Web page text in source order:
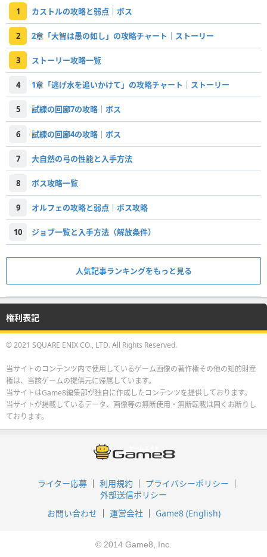
1 カストルの攻略と弱点｜ボス
2 2章「大智は愚の如し」の攻略チャート｜ストーリー
3 ストーリー攻略一覧
4 1章「逃げ水を追いかけて」の攻略チャート｜ストーリー
5 試練の回廊7の攻略｜ボス
6 試練の回廊4の攻略｜ボス
7 大自然の弓の性能と入手方法
8 ボス攻略一覧
9 オルフェの攻略と弱点｜ボス攻略
10 ジョブ一覧と入手方法（解放条件）
人気記事ランキングをもっと見る
権利表記
© 2021 SQUARE ENIX CO., LTD. All Rights Reserved.
当サイトのコンテンツ内で使用しているゲーム画像の著作権その他の知的財産
権は、当該ゲームの提供元に帰属しています。
当サイトはGame8編集部が独自に作成したコンテンツを提供しております。
当サイトが掲載しているデータ、画像等の無断使用・無断転載は固くお断りし
ております。
ライター応募 利用規約
プライバシーポリシー
外部送信ポリシー
お問い合わせ
運営会社 Game8 (English)
© 2014 Game8, Inc.